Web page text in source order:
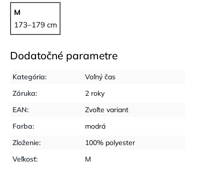
M
173–179 cm
Dodatočné parametre
Kategória:
Voľný čas
Záruka:
2 roky
EAN:
Zvoľte variant
Farba:
modrá
Zloženie:
100% polyester
Veľkosť: M